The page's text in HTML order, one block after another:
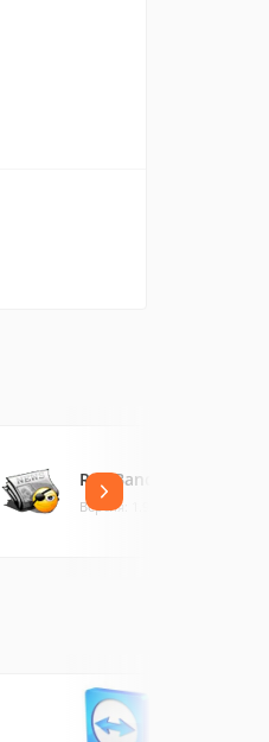
RSS Bandit
Версия: 1.9.0.10 (10.03 МБ)